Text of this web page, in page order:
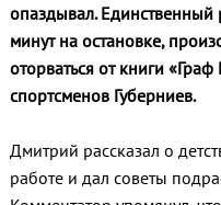
опаздывал. Единственный
минут на остановке,
оторваться от книги
спортсменов Губерниев.
Дмитрий рассказал о
работе и дал советы